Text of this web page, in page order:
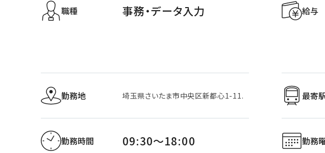
職種 事務・データ入力 給与
勤務地 埼玉県さいたま市中央区新都心1-11. 最寄
勤務時間 09:30～18:00 勤務